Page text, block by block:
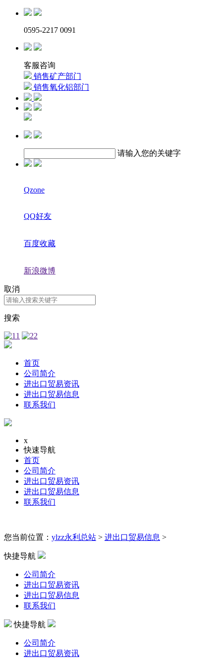
0595-2217 0091
客服咨询
销售矿产部门
销售氧化铝部门
请输入您的关键字
Qzone
QQ好友
百度收藏
新浪微博
取消
搜索
首页
公司简介
进出口贸易资讯
进出口贸易信息
联系我们
x
快速导航
首页
公司简介
进出口贸易资讯
进出口贸易信息
联系我们
您当前位置： ylzz永利总站 > 进出口贸易信息 >
快捷导航
公司简介
进出口贸易资讯
进出口贸易信息
联系我们
快捷导航
公司简介
进出口贸易资讯